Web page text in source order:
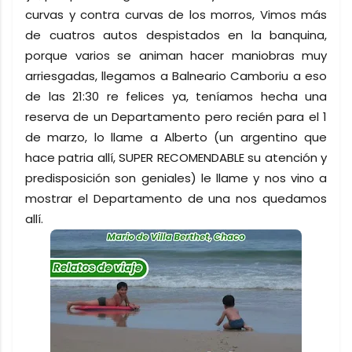
curvas y contra curvas de los morros, Vimos más
de cuatros autos despistados en la banquina,
porque varios se animan hacer maniobras muy
arriesgadas, llegamos a Balneario Camboriu a eso
de las 21:30 re felices ya, teníamos hecha una
reserva de un Departamento pero recién para el 1
de marzo, lo llame a Alberto (un argentino que
hace patria allí, SUPER RECOMENDABLE su atención y
predisposición son geniales) le llame y nos vino a
mostrar el Departamento de una nos quedamos
allí.